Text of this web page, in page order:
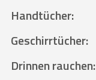
Handtücher:
Geschirrtücher:
Drinnen rauchen: